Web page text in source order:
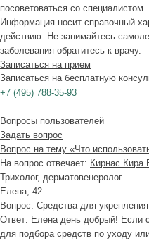
посоветоваться со специалистом.
Информация носит справочный
действию. Не занимайтесь
заболевания обратитесь к врачу.
Записаться на прием
Записаться на бесплатную
+7 (495) 788-35-93
Вопросы пользователей
Задать вопрос
Вопрос на тему «Что
На вопрос отвечает: Кирнас Кира
Трихолог, дерматовенеролог
Елена, 42
Вопрос: Средства для
Ответ: Елена день добрый! Если
для подбора средств по уходу